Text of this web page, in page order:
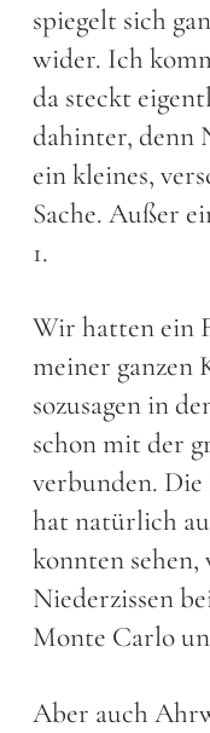
spiegelt sich
wider. Ich
da steckt
dahinter, denn
ein kleines,
Sache. Außer
1.
Wir hatten ein
meiner
sozusagen in
schon mit der
verbunden.
hat natürlich
konnten sehen,
Niederzissen
Monte Carlo
Aber auch